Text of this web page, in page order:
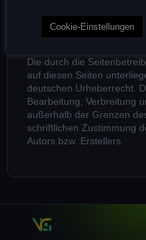
oder Betreiber der Seiten
Die durch die
auf diesen Seiten
deutschen Urheberrecht.
Bearbeitung, Verbreitung
außerhalb der Grenzen
schriftlichen Zustimmung
Autors bzw. Erstellers.
Cookie-Einstellungen